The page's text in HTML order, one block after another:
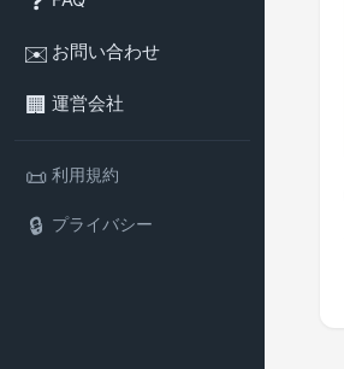
✉️ お問い合わせ
🏢 運営会社
📜 利用規約
🔒 プライバシー